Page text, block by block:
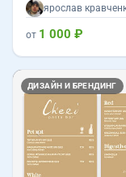
ярослав
от 1 000 ₽
ДИЗАЙН И БРЕНДИНГ
Назад